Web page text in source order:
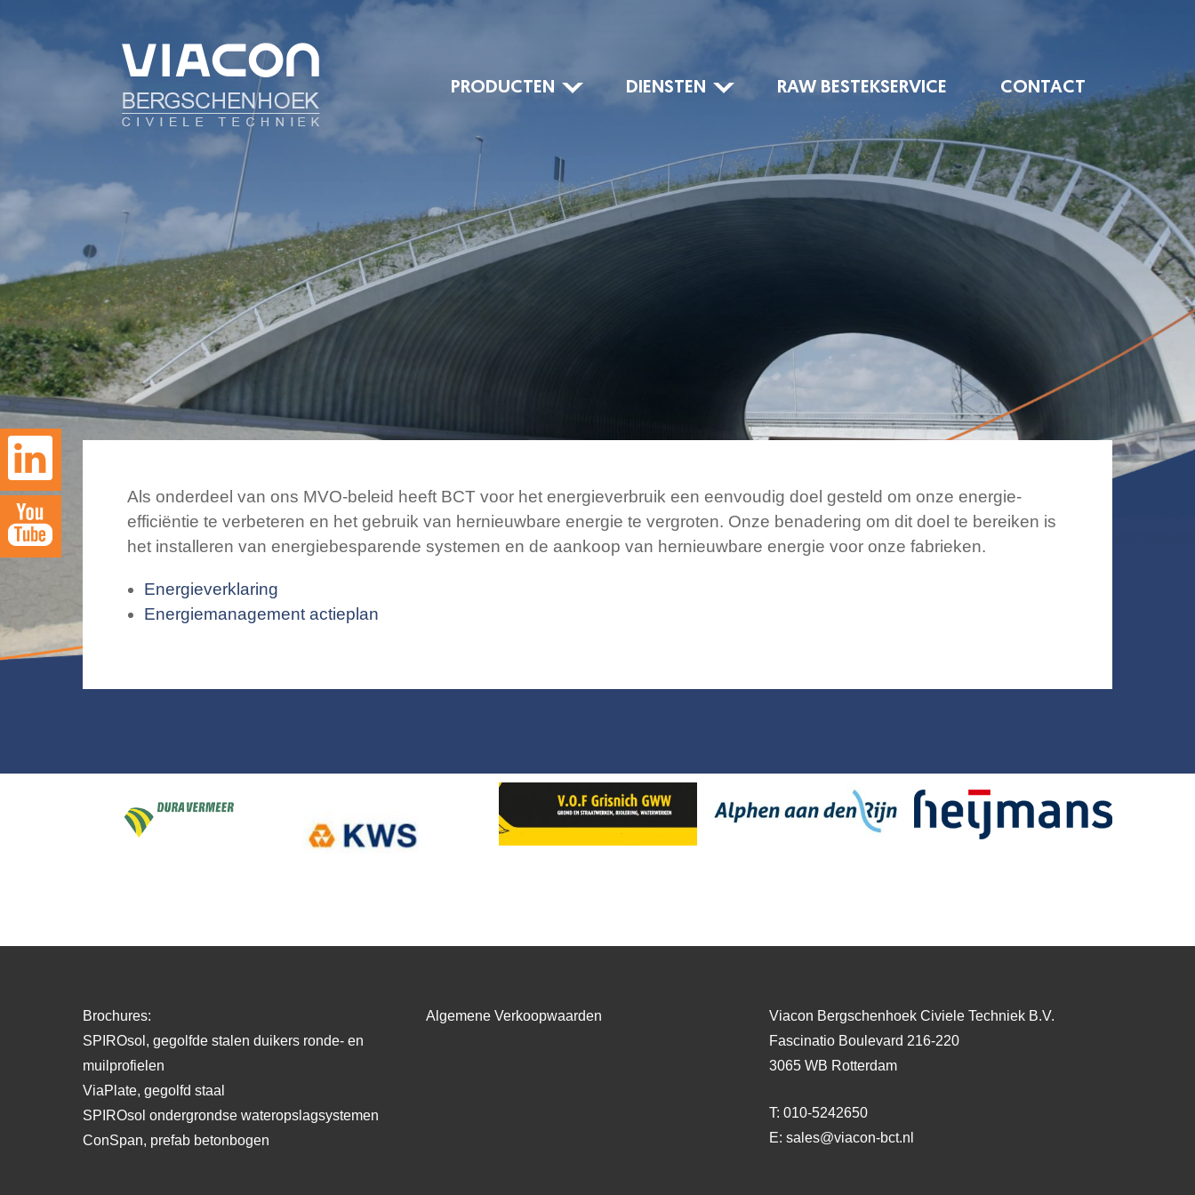
PRODUCTEN DIENSTEN RAW BESTEKSERVICE CONTACT
Als onderdeel van ons MVO-beleid heeft BCT voor het energieverbruik een eenvoudig doel gesteld om onze energie-
efficiëntie te verbeteren en het gebruik van hernieuwbare energie te vergroten. Onze benadering om dit doel te bereiken is
het installeren van energiebesparende systemen en de aankoop van hernieuwbare energie voor onze fabrieken.
Energieverklaring
Energiemanagement actieplan
Brochures:
SPIROsol, gegolfde stalen duikers ronde- en
muilprofielen
ViaPlate, gegolfd staal
SPIROsol ondergrondse wateropslagsystemen
ConSpan, prefab betonbogen
Algemene Verkoopwaarden
Viacon Bergschenhoek Civiele Techniek B.V.
Fascinatio Boulevard 216-220
3065 WB Rotterdam
T: 010-5242650
E: sales@viacon-bct.nl